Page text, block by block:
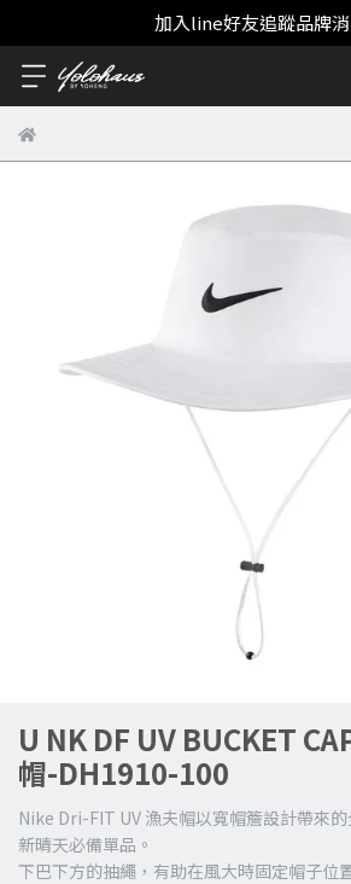
加入line好友追蹤品牌
U NK DF UV BUCKET
帽-DH1910-100
Nike Dri-FIT UV 漁夫帽以寬帽簷設計帶來
新晴天必備單品。
下巴下方的抽繩，有助在風大時固定帽子位